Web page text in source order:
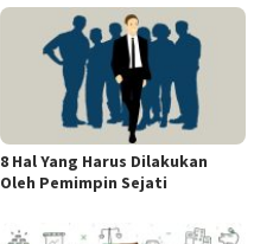
8 Hal Yang Harus Dilakukan
Oleh Pemimpin Sejati